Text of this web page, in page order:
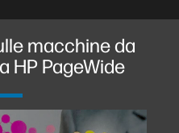
macchine da
HP PageWide